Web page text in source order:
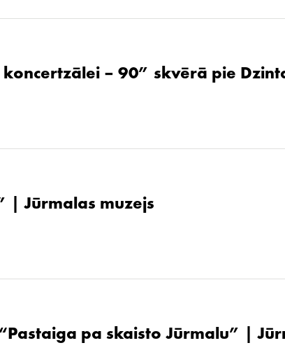
– 90” skvērā pie
| Jūrmalas muzejs
pa skaisto Jūrmalu” |